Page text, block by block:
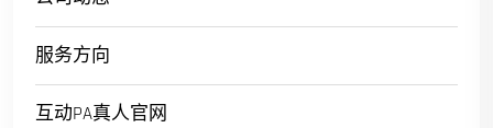
服务方向
互动PA真人官网